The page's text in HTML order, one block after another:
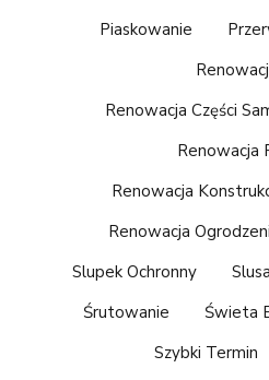
Piaskowanie
Renowacja Części
Renowacja
Renowacja
Renowacja
Slupek Ochronny
Śrutowanie
Świeta
Szybki Termin